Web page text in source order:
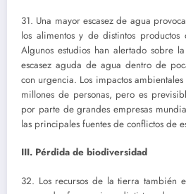
31. Una mayor escasez de agua
los alimentos y de distintos
Algunos estudios han alertado sobre
escasez aguda de agua dentro de
con urgencia. Los impactos
millones de personas, pero es
por parte de grandes empresas
las principales fuentes de conflictos de
III. Pérdida de biodiversidad
32. Los recursos de la tierra también